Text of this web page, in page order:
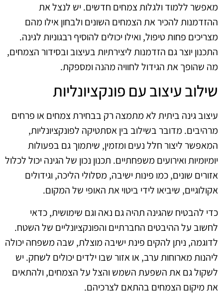
מאפשר ללמוד ולגלות צמחים חדשים. יש לנצל את
ההזדמנות להכיר את הצמחים השונים ולבחון אילו מהם
מצריכים פחות טיפול, ואילו יכולים להוסיף רבגוניות לגינה.
התכנון יוצר גם הזדמנות ליצירתיות בעיצוב ובסידור הצמחים,
מה שהופך את הגידול לחוויה מהנה ומספקת.
שילוב עיצוב עם פונקציונליות
עיצוב גינה ביתית לא מתמצה רק בבחירת צמחים או פרחים
מרהיבים. מדובר בשילוב בין אסתטיקה לפונקציונליות,
המאפשר ליצור חלל נעים ומזמין, שיתמוך גם בפעולות
יומיומיות ואירועים משפחתיים. תכנון נכון של הגינה יכול לכלול
אזורים שונים, כמו פינות ישיבה, מסלולי הליכה, וגידולים
אקולוגיים, שיביאו לידי ביטוי את האופי של המקום.
כדי להבטיח שהגינה תהיה גם נאה וגם שימושית, כדאי
לחשוב על ההיבטים החברתיים והפונקציונליים של השטח.
לדוגמה, ניתן להקים פינת ישיבה מוצלת, שבה משפחה יכולה
ליהנות מארוחות ערב, או אזור שבו ילדים יכולים לשחק. יש
לשקול גם את השפעת השמש והצל על הצמחים, ולהתאים
את מיקום הצמחים בהתאם לצרכיהם.